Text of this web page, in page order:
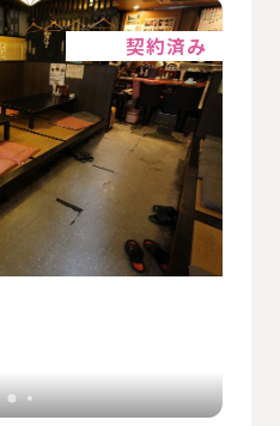
契約済み